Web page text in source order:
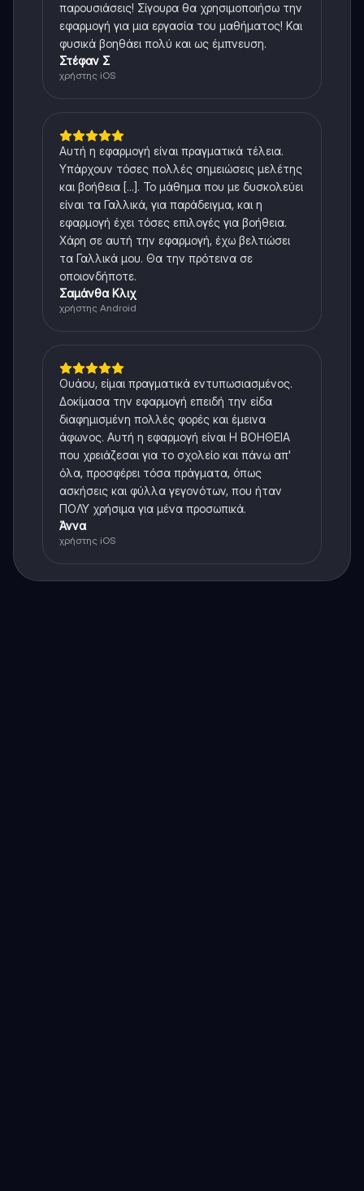
παρουσιάσεις! Σίγουρα θα χρησιμοποιήσω την
εφαρμογή για μια εργασία του μαθήματος! Και
φυσικά βοηθάει πολύ και ως έμπνευση.
Στέφαν Σ
χρήστης iOS
Αυτή η εφαρμογή είναι πραγματικά τέλεια.
Υπάρχουν τόσες πολλές σημειώσεις μελέτης
και βοήθεια [...]. Το μάθημα που με δυσκολεύει
είναι τα Γαλλικά, για παράδειγμα, και η
εφαρμογή έχει τόσες επιλογές για βοήθεια.
Χάρη σε αυτή την εφαρμογή, έχω βελτιώσει
τα Γαλλικά μου. Θα την πρότεινα σε
οποιονδήποτε.
Σαμάνθα Κλιχ
χρήστης Android
Ουάου, είμαι πραγματικά εντυπωσιασμένος.
Δοκίμασα την εφαρμογή επειδή την είδα
διαφημισμένη πολλές φορές και έμεινα
άφωνος. Αυτή η εφαρμογή είναι Η ΒΟΗΘΕΙΑ
που χρειάζεσαι για το σχολείο και πάνω απ'
όλα, προσφέρει τόσα πράγματα, όπως
ασκήσεις και φύλλα γεγονότων, που ήταν
ΠΟΛΥ χρήσιμα για μένα προσωπικά.
Άννα
χρήστης iOS